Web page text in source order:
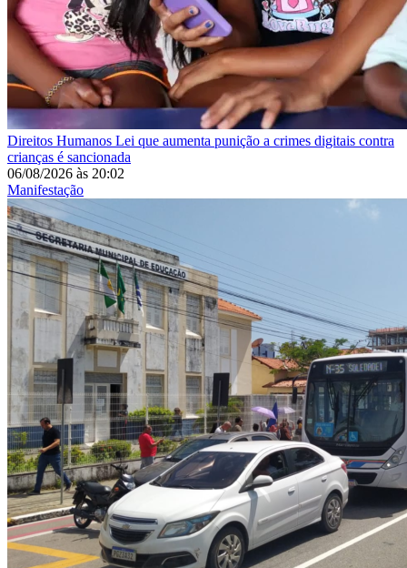
Direitos Humanos Lei que aumenta punição a crimes digitais contra
crianças é sancionada
06/08/2026 às 20:02
Manifestação